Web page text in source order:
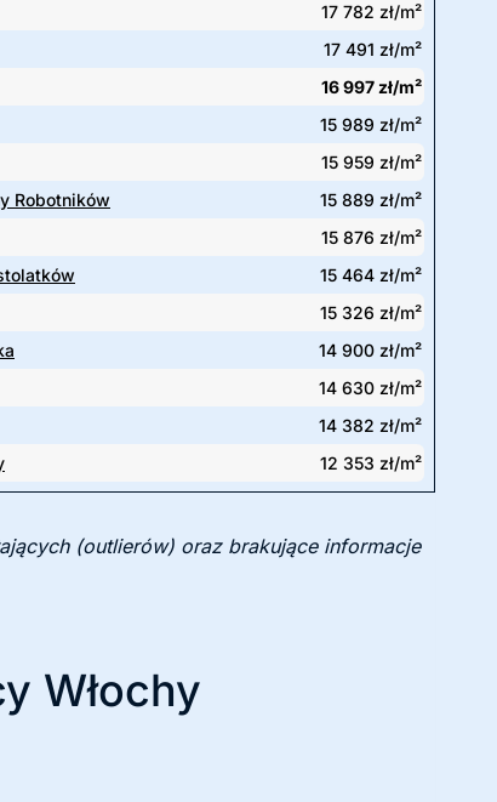
17 782 zł/m²
17 491 zł/m²
16 997 zł/m²
15 989 zł/m²
15 959 zł/m²
Robotników
15 889 zł/m²
15 876 zł/m²
15 464 zł/m²
15 326 zł/m²
14 900 zł/m²
14 630 zł/m²
14 382 zł/m²
12 353 zł/m²
(outlierów) oraz brakujące informacje
Włochy